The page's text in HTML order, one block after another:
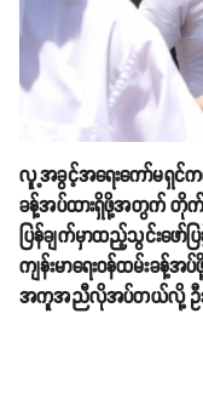
လူ့အခွင့်အရေးကော်မရှင်ကလ
ခန့်အပ်ထားရှိဖို့အတွက် တိုက်
ပြန်ချက်မှာထည့်သွင်းဖော်
ကျန်းမာရေးဝန်ထမ်းခန့်အပ်
အကူအညီလိုအပ်တယ်လို့ ဦးတ